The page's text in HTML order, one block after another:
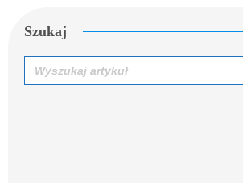
Szukaj
Search
for: